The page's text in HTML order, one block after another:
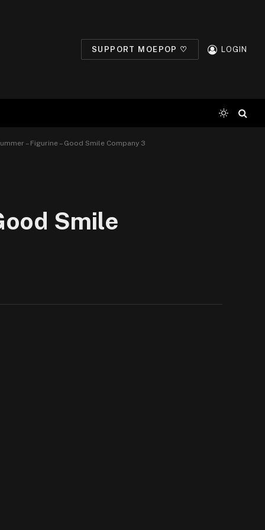
SUPPORT MOEPOP ♡ LOGIN
– Figurine – Good Smile Company 3
Smile